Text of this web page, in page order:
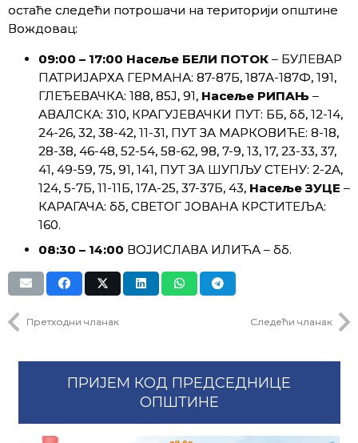
остаће следећи потрошачи на територији општине
Вождовац:
09:00 – 17:00 Насеље БЕЛИ ПОТОК– БУЛЕВАР
ПАТРИЈАРХА ГЕРМАНА: 87-87Б, 187А-187Ф, 191,
ГЛЕЂЕВАЧКА: 188, 85Ј, 91, Насеље РИПАЊ –
АВАЛСКА: 310, КРАГУЈЕВАЧКИ ПУТ: ББ, бб, 12-14,
24-26, 32, 38-42, 11-31, ПУТ ЗА МАРКОВИЋЕ: 8-18,
28-38, 46-48, 52-54, 58-62, 98, 7-9, 13, 17, 23-33, 37,
41, 49-59, 75, 91, 141, ПУТ ЗА ШУПЉУ СТЕНУ: 2-2А,
124, 5-7Б, 11-11Б, 17А-25, 37-37Б, 43,Насеље ЗУЦЕ –
КАРАГАЧА: бб, СВЕТОГ ЈОВАНА КРСТИТЕЉА:
160.
08:30 – 14:00 ВОЈИСЛАВА ИЛИЋА – бб.
Претходни чланак Следећи чланак
ПРИЈЕМ КОД ПРЕДСЕДНИЦЕ
ОПШТИНЕ